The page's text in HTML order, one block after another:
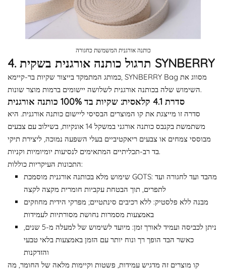
כותנה אורגנית המשמשת כחגורה
4. תרגול כותנה אורגנית בשקית SYNBERRY
כמותג המתמקד בייצור שקיות בר-קיימא, SYNBERRY Bag מסווג את
השימוש שלה בכותנה אורגנית לשלושה יישומים ברמות מוצר שונות.
סדרת 4.1 קלאסית: שקיות בד 100% כותנה אורגנית
סדרה זו מייצגת את קו המוצרים הבסיסי ליישום כותנה אורגנית. היא
משתמשת בקנבס כותנה אורגני במשקל 14 אונקיות, בשילוב עם צבעים
מבוססי צמחים או צבעים ריאקטיביים בעלי השפעה נמוכה, ליצירת תיקי
בד רב-תכליתיים המתאימים לנסיעות יומיומיות וקניות.
התכונות העיקריות כוללות:
שימוש מלא בכותנה אורגנית מוסמכת GOTS: מהבד ועד לחגורה ועד
לתפרים, תוך הבטחת עקביות חומרית מקצה לקצה
מבנה ללא פלסטיק: ללא רכיבים סינתטיים; מפרקי הידית מחוזקים
באמצעות מסמרות נחושת מסורתיות לעמידות
ניתן לכביסה ועמיד לאורך זמן: מיועד לשימוש של למעלה מ-5 שנים,
כאשר הבד הופך רך ונוח יותר עם הזמן באמצעות בלאי טבעי
והזדקנות
קו מוצרים זה מדגיש עמידות, פשטות וקיימות מלאה של החומר, מה